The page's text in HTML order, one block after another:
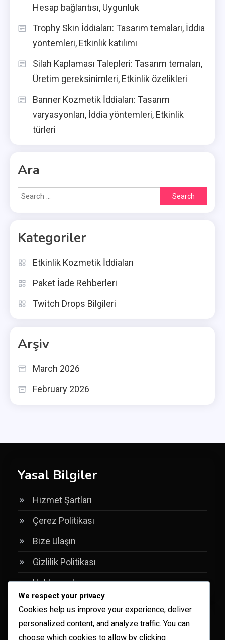
Hesap bağlantısı, Uygunluk
Trophy Skin İddiaları: Tasarım temaları, İddia
yöntemleri, Etkinlik katılımı
Silah Kaplaması Talepleri: Tasarım temaları,
Üretim gereksinimleri, Etkinlik özelikleri
Banner Kozmetik İddiaları: Tasarım
varyasyonları, İddia yöntemleri, Etkinlik
türleri
Ara
Search
for:
Kategoriler
Etkinlik Kozmetik İddiaları
Paket İade Rehberleri
Twitch Drops Bilgileri
Arşiv
March 2026
February 2026
Yasal Bilgiler
Hizmet Şartları
Çerez Politikası
Bize Ulaşın
Gizlilik Politikası
Hakkımızda
Ara
We respect your privacy
Cookies help us improve your experience, deliver
personalized content, and analyze traffic. You can
choose which cookies to allow by clicking